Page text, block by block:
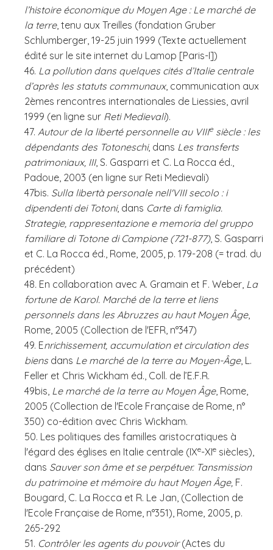
l’histoire économique du Moyen Age : Le marché de
la terre, tenu aux Treilles (fondation Gruber
Schlumberger, 19-25 juin 1999 (Texte actuellement
édité sur le site internet du Lamop [Paris-I])
46. La pollution dans quelques cités d’Italie centrale
d’après les statuts communaux, communication aux
2èmes rencontres internationales de Liessies, avril
1999 (en ligne sur Reti Medievali).
47. Autour de la liberté personnelle au VIIIe siècle : les
dépendants des Totoneschi, dans Les transferts
patrimoniaux, III, S. Gasparri et C. La Rocca éd.,
Padoue, 2003 (en ligne sur Reti Medievali)
47bis. Sulla libertà personale nell'VIII secolo : i
dipendenti dei Totoni, dans Carte di famiglia.
Strategie, rappresentazione e memoria del gruppo
familiare di Totone di Campione (721-877), S. Gasparri
et C. La Rocca éd., Rome, 2005, p. 179-208 (= trad. du
précédent)
48. En collaboration avec A. Gramain et F. Weber, La
fortune de Karol. Marché de la terre et liens
personnels dans les Abruzzes au haut Moyen Âge,
Rome, 2005 (Collection de l'EFR, n°347)
49. Enrichissement, accumulation et circulation des
biens dans Le marché de la terre au Moyen-Âge, L.
Feller et Chris Wickham éd., Coll. de l’E.F.R.
49bis, Le marché de la terre au Moyen Âge, Rome,
2005 (Collection de l'Ecole Française de Rome, n°
350) co-édition avec Chris Wickham.
50. Les politiques des familles aristocratiques à
l'égard des églises en Italie centrale (IXe-XIe siècles),
dans Sauver son âme et se perpétuer. Tansmission
du patrimoine et mémoire du haut Moyen Âge, F.
Bougard, C. La Rocca et R. Le Jan, (Collection de
l'Ecole Française de Rome, n°351), Rome, 2005, p.
265-292
51. Contrôler les agents du pouvoir(Actes du